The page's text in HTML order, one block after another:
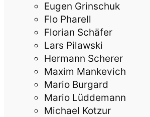
Eugen Grinschuk
Flo Pharell
Florian Schäfer
Lars Pilawski
Hermann Scherer
Maxim Mankevich
Mario Burgard
Mario Lüddemann
Michael Kotzur